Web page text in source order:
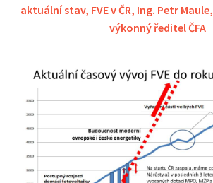
aktuální stav, FVE v ČR, Ing. Petr Maule,
výkonný ředitel ČFA